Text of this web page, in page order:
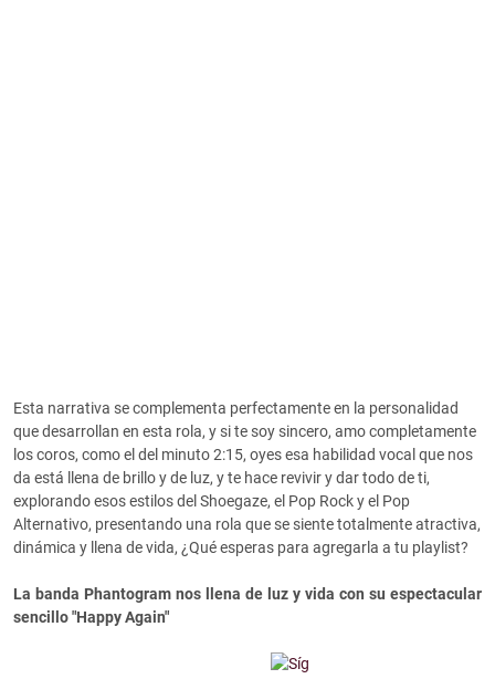
Esta narrativa se complementa perfectamente en la personalidad
que desarrollan en esta rola, y si te soy sincero, amo completamente
los coros, como el del minuto 2:15, oyes esa habilidad vocal que nos
da está llena de brillo y de luz, y te hace revivir y dar todo de ti,
explorando esos estilos del Shoegaze, el Pop Rock y el Pop
Alternativo, presentando una rola que se siente totalmente atractiva,
dinámica y llena de vida, ¿Qué esperas para agregarla a tu playlist?
La banda Phantogram nos llena de luz y vida con su espectacular
sencillo "Happy Again"